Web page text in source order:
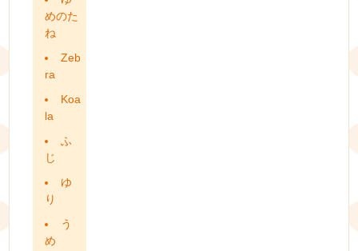
めのた
ね
Zeb
ra
Koa
la
ふ
じ
ゆ
り
う
め